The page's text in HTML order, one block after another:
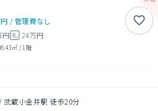
/管理費なし
円 礼 24万円
㎡/ 1階
武蔵小金井駅 徒歩20分